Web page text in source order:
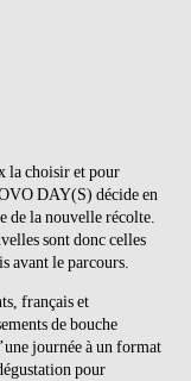
la choisir et pour
DAY(S) décide en
de la nouvelle récolte.
sont donc celles
avant le parcours.
français et
de bouche
journée à un format
pour